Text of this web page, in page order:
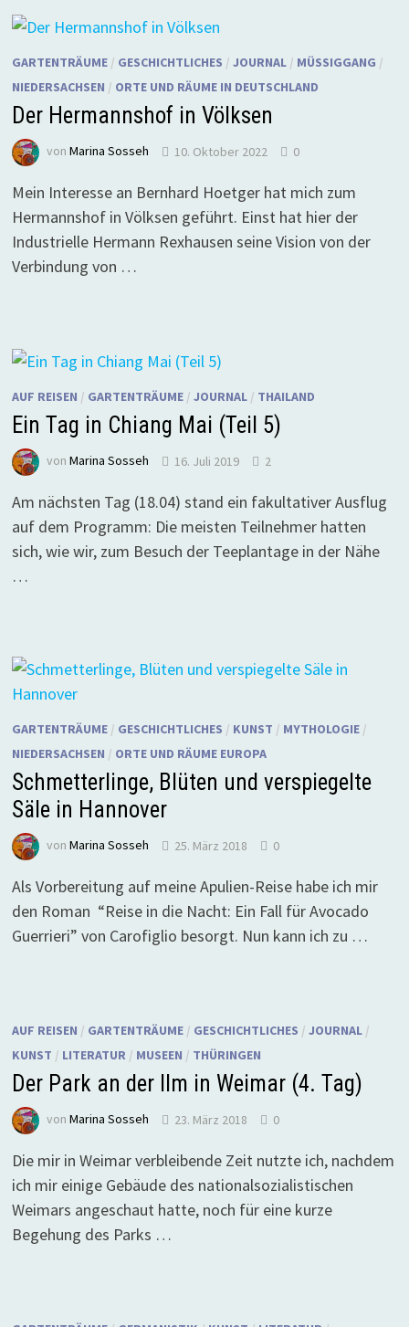
GARTENTRÄUME/ GESCHICHTLICHES / JOURNAL/ MÜSSIGGANG
/
NIEDERSACHSEN / ORTE UND RÄUME IN DEUTSCHLAND
Der Hermannshof in Völksen
von Marina Sosseh 10. Oktober 2022 0
Mein Interesse an Bernhard Hoetger hat mich zum
Hermannshof in Völksen geführt. Einst hat hier der
Industrielle Hermann Rexhausen seine Vision von der
Verbindung von …
AUF REISEN / GARTENTRÄUME/ JOURNAL/ THAILAND
Ein Tag in Chiang Mai (Teil 5)
von Marina Sosseh 16. Juli 2019 2
Am nächsten Tag (18.04) stand ein fakultativer Ausflug
auf dem Programm: Die meisten Teilnehmer hatten
sich, wie wir, zum Besuch der Teeplantage in der Nähe
…
GARTENTRÄUME/ GESCHICHTLICHES / KUNST / MYTHOLOGIE/
NIEDERSACHSEN / ORTE UND RÄUME EUROPA
Schmetterlinge, Blüten und verspiegelte
Säle in Hannover
von Marina Sosseh 25. März 2018 0
Als Vorbereitung auf meine Apulien-Reise habe ich mir
den Roman “Reise in die Nacht: Ein Fall für Avocado
Guerrieri” von Carofiglio besorgt. Nun kann ich zu …
AUF REISEN / GARTENTRÄUME/ GESCHICHTLICHES / JOURNAL/
KUNST / LITERATUR / MUSEEN / THÜRINGEN
Der Park an der Ilm in Weimar (4. Tag)
von Marina Sosseh 23. März 2018 0
Die mir in Weimar verbleibende Zeit nutzte ich, nachdem
ich mir einige Gebäude des nationalsozialistischen
Weimars angeschaut hatte, noch für eine kurze
Begehung des Parks …